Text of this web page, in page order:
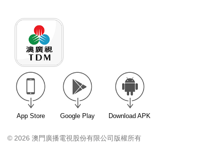
App Store Google Play Download APK
© 2026 澳門廣播電視股份有限公司版權所有